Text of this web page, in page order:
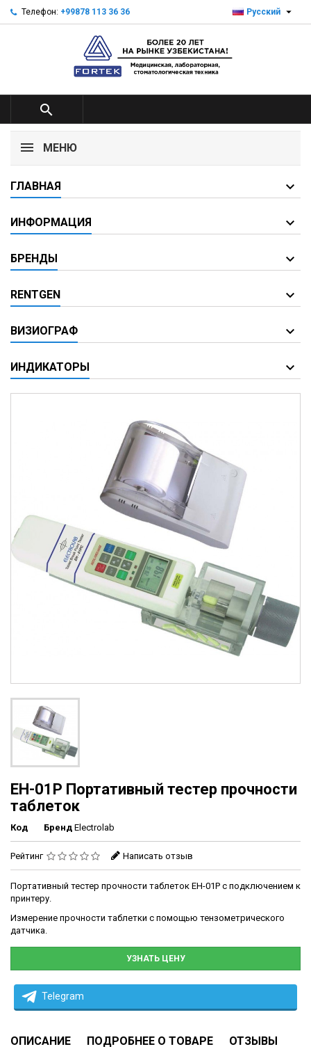
Телефон: +99878 113 36 36 Русский 

МЕНЮ
ГЛАВНАЯ
ИНФОРМАЦИЯ
БРЕНДЫ
RENTGEN
ВИЗИОГРАФ
ИНДИКАТОРЫ
EH-01P Портативный тестер прочности
таблеток
Код Бренд Electrolab
Рейтинг Написать отзыв
Портативный тестер прочности таблеток EH-01P с подключением к
принтеру.
Измерение прочности таблетки с помощью тензометрического
датчика.
УЗНАТЬ ЦЕНУ
Telegram
ОПИСАНИЕ ПОДРОБНЕЕ О ТОВАРЕ ОТЗЫВЫ